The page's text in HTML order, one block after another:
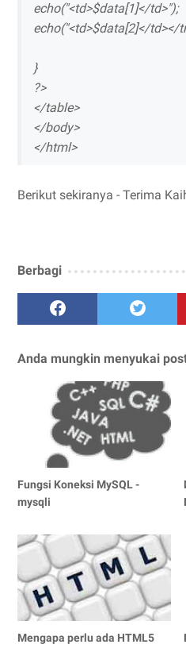
echo("<td>$data[1]</td>");
echo("<td>$data[2]</td></
}
?>
</table>
</body>
</html>
Berikut sekiranya - Terima
Berbagi
Anda mungkin menyukai
Fungsi Koneksi MySQL -
mysqli
Mengapa perlu ada HTML5